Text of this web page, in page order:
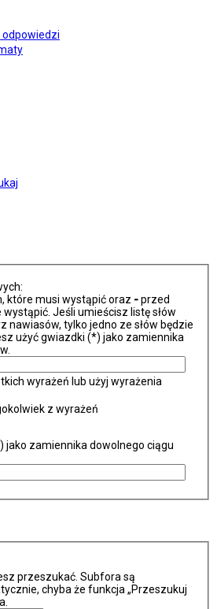
które musi wystąpić oraz -przed
Jeśli umieścisz listę słów
nawiasów, tylko jedno ze słów będzie
użyć gwiazdki (*) jako zamiennika
wyrażeń lub użyj wyrażenia
z wyrażeń
jako zamiennika dowolnego ciągu
przeszukać. Subfora są
chyba że funkcja „Przeszukuj